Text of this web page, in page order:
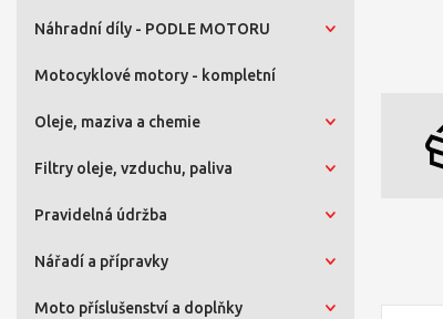
Náhradní díly - PODLE MOTORU
Motocyklové motory - kompletní
Oleje, maziva a chemie
Filtry oleje, vzduchu, paliva
Pravidelná údržba
Nářadí a přípravky
Moto příslušenství a doplňky